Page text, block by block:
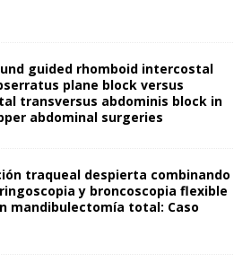
guided rhomboid intercostal
plane block versus
transversus abdominis block in
abdominal surgeries
traqueal despierta combinando
y broncoscopia flexible
mandibulectomía total: Caso